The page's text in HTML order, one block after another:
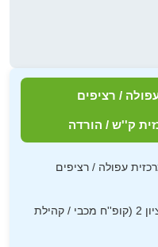
/ רציפים
ק''ש / הורדה
עפולה / רציפים
עפולה - קהילת ציון 2 (קופ''ח מכבי / קהילת